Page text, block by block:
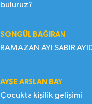
buluruz?
SONGÜL BAĞIRAN
RAMAZAN AYI SABIR
AYŞE ARSLAN BAY
Çocukta kişilik gelişimi